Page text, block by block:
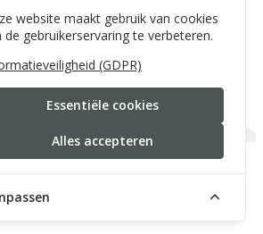
Moodle Blog
86 | 2800 Mechelen |
|
website maakt gebruik van cookies
de gebruikerservaring te verbeteren.
(GDPR)
Essentiële cookies
Alles accepteren